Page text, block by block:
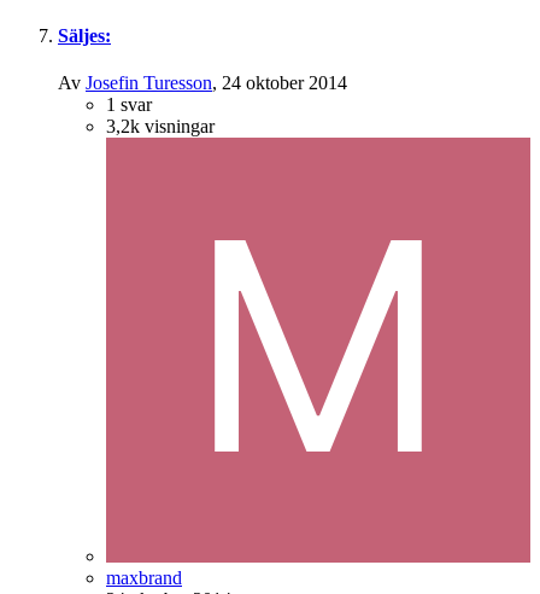
Säljes:
Av Josefin Turesson, 24 oktober 2014
1 svar
3,2k visningar
maxbrand